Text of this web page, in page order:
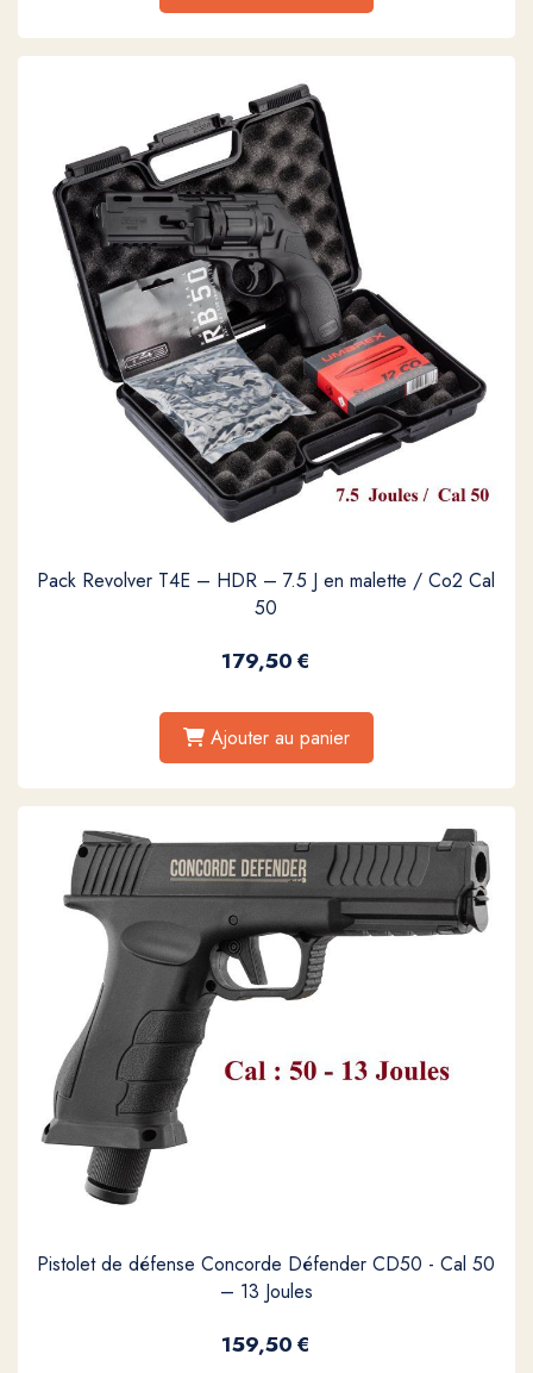
Pack Revolver T4E – HDR – 7.5 J en malette / Co2 Cal
50
179,50€
Ajouter au panier
Pistolet de défense Concorde Défender CD50 - Cal 50
– 13 Joules
159,50€